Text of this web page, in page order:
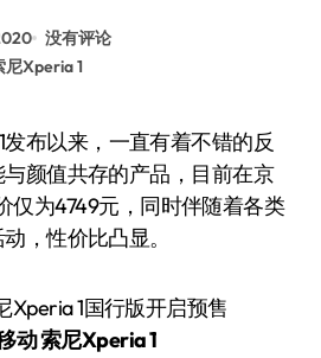
没有评论
尼Xperia 1
颜值共存的产品，目前在京
仅为4749元，同时伴随着各类
，性价比凸显。
动 索尼Xperia 1